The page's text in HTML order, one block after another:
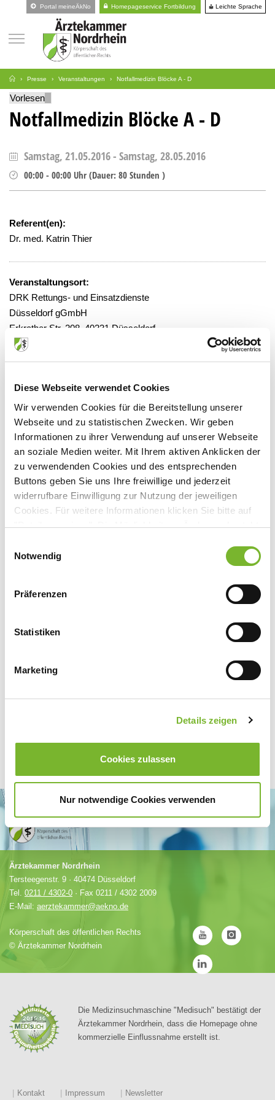
Diese Webseite verwendet Cookies
Wir verwenden Cookies für die Bereitstellung unserer
Webseite und zu statistischen Zwecken. Wir geben
Informationen zu ihrer Verwendung auf unserer Webseite
an soziale Medien weiter. Mit Ihrem aktiven Anklicken der
zu verwendenden Cookies und des entsprechenden
Buttons geben Sie uns Ihre freiwillige und jederzeit
widerrufbare Einwilligung zur Nutzung der jeweiligen
Cookies. Für weitere Informationen klicken Sie bitte auf
"Details anzeigen". Die Möglichkeit zur Änderung besteht
Datenschutzerklärung
Notwendig
Präferenzen
Statistiken
Marketing
Details zeigen
Cookies zulassen
Nur notwendige Cookies verwenden
Portal meineÄkNo Homepageservice Fortbildung Leichte Sprache
Presse Veranstaltungen Notfallmedizin Blöcke A - D
Vorlesen
Notfallmedizin Blöcke A - D
Samstag, 21.05.2016- Samstag, 28.05.2016
00:00 - 00:00 Uhr (Dauer: 80 Stunden )
Referent(en):
Dr. med. Katrin Thier
Veranstaltungsort:
DRK Rettungs- und Einsatzdienste
Düsseldorf gGmbH
Erkrather Str. 208, 40231 Düsseldorf
Anbieter:
DRK Kreisverband Düsseldorf e.V. Bildungszentrum
Ansprechpartner:
Kölner Landstr. 169
40591 Düsseldorf
0211/2299-0
0211/2299-1133
Zurück zur Übersicht
Anbieter.
Ärztekammer Nordrhein
Tersteegenstr. 9 · 40474 Düsseldorf
Tel. 0211 / 4302-0 · Fax 0211 / 4302 2009
E-Mail: aerztekammer@aekno.de
Körperschaft des öffentlichen Rechts
© Ärztekammer Nordrhein
Die Medizinsuchmaschine "Medisuch" bestätigt der
Ärztekammer Nordrhein, dass die Homepage ohne
kommerzielle Einflussnahme erstellt ist.
Kontakt Impressum Newsletter